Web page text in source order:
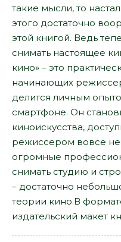
такие мысли, то
этого достаточно
этой книгой. Ведь
снимать настоящее
кино» – это
начинающих
делится личным
смартфоне. Он
киноискусства,
режиссером вовсе не
огромные
снимать студию и
– достаточно
теории кино.В
издательский макет